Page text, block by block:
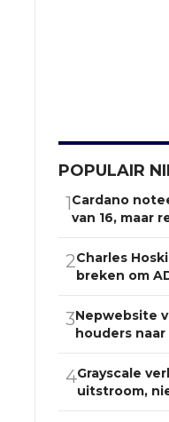
POPULAIR
1Cardano
van 16, maar
2Charles
breken om
3Nepwebsite
houders
4Grayscale
uitstroom,